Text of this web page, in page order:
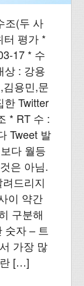
조(두 사
터 평가 *
17 * 수
상 : 강용
용민,문
한 Twitter
* RT 수 :
Tweet 발
다 월등
은 아님.
드리지
이 약간
구분해
숫자 – 트
가장 많
란 […]